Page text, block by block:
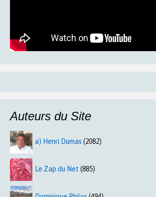
Auteurs du Site
a) Henri Dumas (2082)
Le Zap du Net (885)